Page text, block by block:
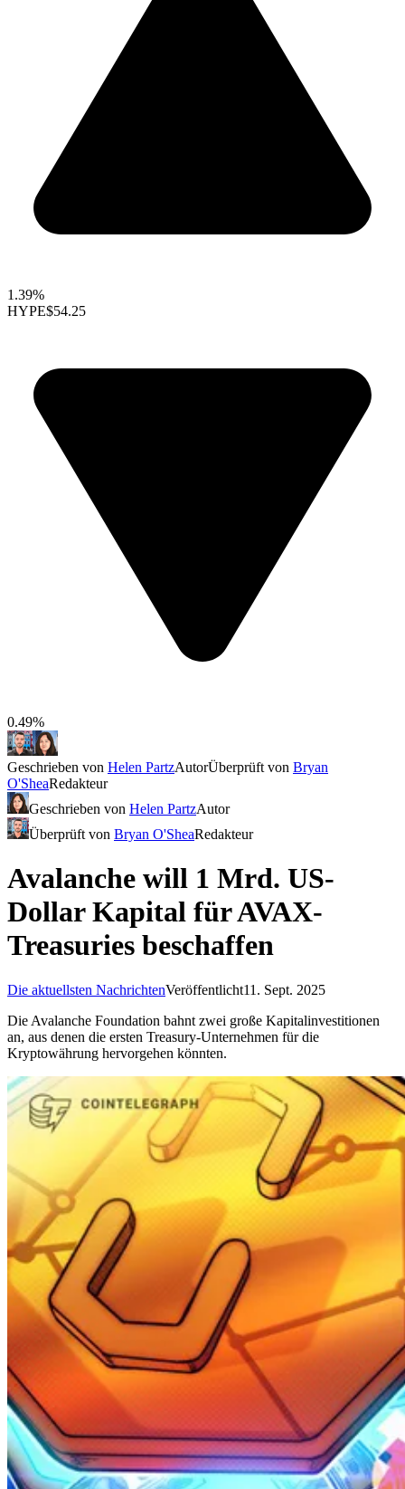
1.39%
HYPE$54.25
0.49%
Geschrieben von Helen PartzAutorÜberprüft von Bryan
O'SheaRedakteur
Geschrieben von Helen PartzAutor
Überprüft von Bryan O'SheaRedakteur
Avalanche will 1 Mrd. US-
Dollar Kapital für AVAX-
Treasuries beschaffen
Die aktuellsten NachrichtenVeröffentlicht11. Sept. 2025
Die Avalanche Foundation bahnt zwei große Kapitalinvestitionen
an, aus denen die ersten Treasury-Unternehmen für die
Kryptowährung hervorgehen könnten.